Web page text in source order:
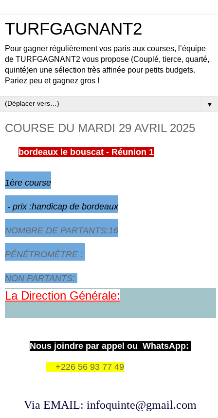
TURFGAGNANT2
Pour gagner régulièrement vos paris aux courses, l’équipe
de TURFGAGNANT2 vous propose (Couplé, tierce, quarté,
quinté)en une sélection très affinée pour petits budgets.
Pariez peu et gagnez gros !
▼
COURSE DU MARDI 29 AVRIL 2025
bordeaux le bouscat - Réunion 1
1ère course
- prix :handicap de bordeaux
NOMBRE DE PARTANTS:16
PÉNÉTROMÈTRE :
NON PARTANTS:
La Direction Générale:
Nous joindre par appel ou WhatsApp:
+226 56 93 77 49
Via EMAIL: infoquinte@gmail.com